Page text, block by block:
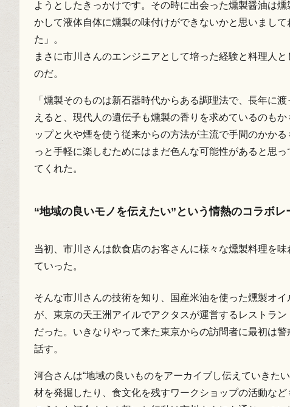
ようとしたきっかけです。その時に出会った燻製醤油は
かして液体自体に燻製の味付けができないかと思いまし
た」。
まさに市川さんのエンジニアとして培った経験と料理人
のだ。
「燻製そのものは新石器時代からある調理法で、長年に
えると、現代人の遺伝子も燻製の香りを求めているのも
ップと火や煙を使う従来からの方法が主流で手間のかか
っと手軽に楽しむためにはまだ色んな可能性があると思
てくれた。
“地域の良いモノを伝えたい”という情熱のコラボレ
当初、市川さんは飲食店のお客さんに様々な燻製料理を
ていった。
そんな市川さんの技術を知り、国産米油を使った燻製オ
が、東京の天王洲アイルでアクタスが運営するレストラ
だった。いきなりやって来た東京からの訪問者に最初は
話す。
河合さんは“地域の良いものをアーカイブし伝えていきた
材を発掘したり、食文化を残すワークショップの活動など